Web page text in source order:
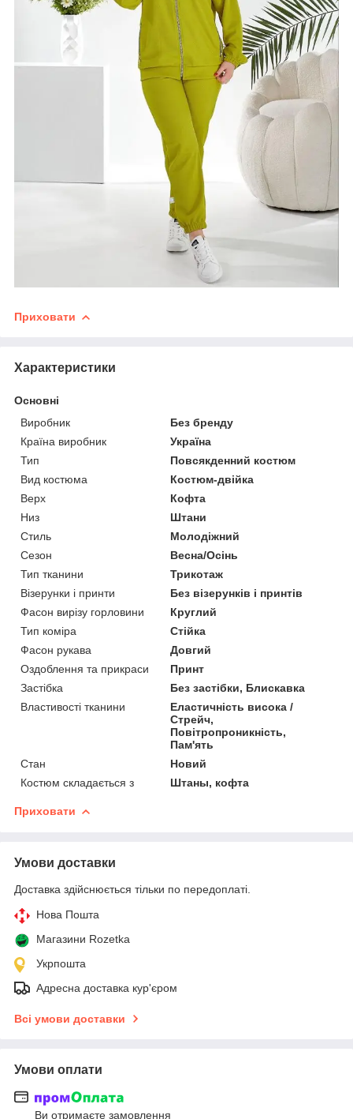
Приховати
Характеристики
Основні
Виробник
Без бренду
Країна виробник
Україна
Тип
Повсякденний костюм
Вид костюма
Костюм-двійка
Верх
Кофта
Низ
Штани
Стиль
Молодіжний
Сезон
Весна/Осінь
Тип тканини
Трикотаж
Візерунки і принти
Без візерунків і принтів
Фасон вирізу горловини
Круглий
Тип коміра
Стійка
Фасон рукава
Довгий
Оздоблення та прикраси
Принт
Застібка
Без застібки, Блискавка
Властивості тканини
Еластичність висока /
Стрейч,
Повітропроникність,
Пам'ять
Стан
Новий
Костюм складається з
Штаны, кофта
Приховати
Умови доставки
Доставка здійснюється тільки по передоплаті.
Нова Пошта
Магазини Rozetka
Укрпошта
Адресна доставка кур'єром
Всі умови доставки
Умови оплати
Ви отримаєте замовлення